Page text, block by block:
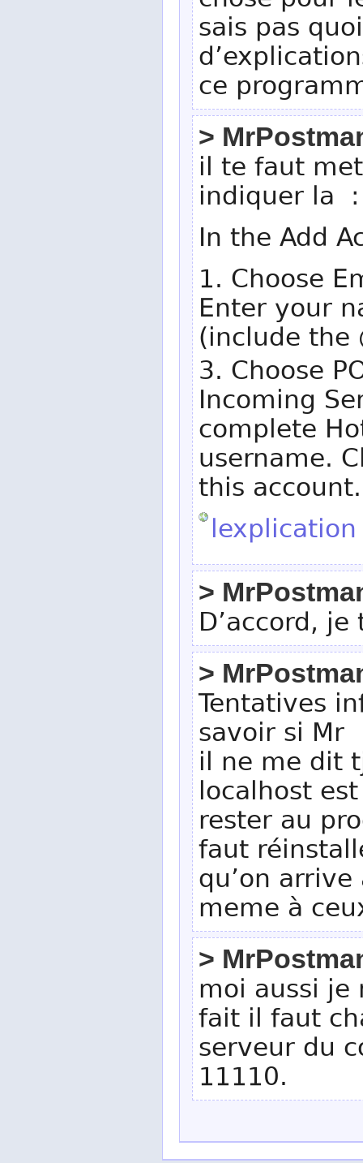
sais pas
ce
>
il te faut
indiquer la :
In the Add
1. Choose
Enter your
(include the
3. Choose
Incoming
complete
username.
this
lexplication
>
D’accord,
>
Tentatives
savoir si Mr
il ne me dit
localhost
rester au
faut
qu’on
meme à
>
moi aussi je
fait il faut
serveur du
11110.